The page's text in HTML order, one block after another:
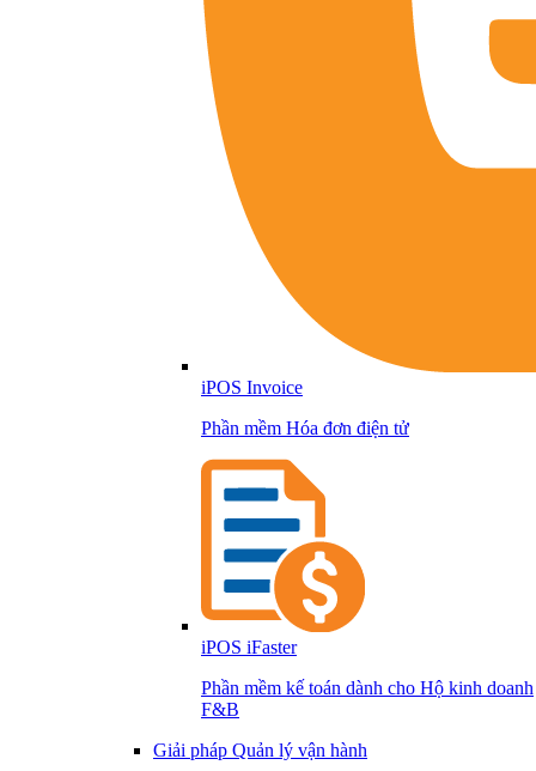
iPOS Invoice
Phần mềm Hóa đơn điện tử
iPOS iFaster
Phần mềm kế toán dành cho Hộ kinh doanh
F&B
Giải pháp Quản lý vận hành